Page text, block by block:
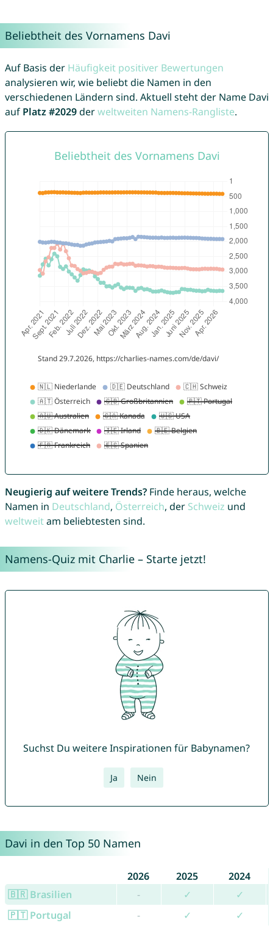
Beliebtheit des Vornamens Davi
Auf Basis der Häufigkeit positiver Bewertungen
analysieren wir, wie beliebt die Namen in den
verschiedenen Ländern sind. Aktuell steht der Name Davi
auf Platz #2029derweltweiten Namens-Rangliste.
Neugierig auf weitere Trends?Finde heraus, welche
Namen in Deutschland, Österreich, der Schweiz und
weltweitam beliebtesten sind.
Namens-Quiz mit Charlie – Starte jetzt!
Suchst Du weitere Inspirationen für Babynamen?
Ja Nein
Davi in den Top 50 Namen
2026 2025
2024
🇧🇷 Brasilien
- ✓
✓
🇵🇹 Portugal
- ✓ ✓